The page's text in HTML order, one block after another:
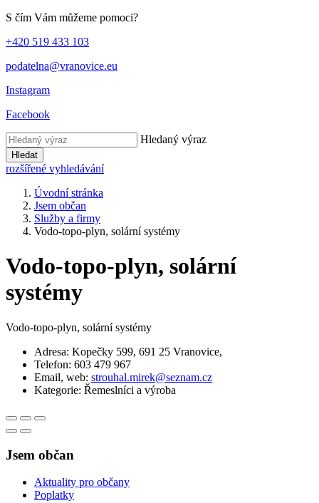
S čím Vám můžeme pomoci?
+420 519 433 103
podatelna@vranovice.eu
Instagram
Facebook
Hledaný výraz
Hledat
rozšířené vyhledávání
Úvodní stránka
Jsem občan
Služby a firmy
Vodo-topo-plyn, solární systémy
Vodo-topo-plyn, solární
systémy
Vodo-topo-plyn, solární systémy
Adresa: Kopečky 599, 691 25 Vranovice,
Telefon: 603 479 967
Email, web: strouhal.mirek@seznam.cz
Kategorie: Řemeslníci a výroba
Jsem občan
Aktuality pro občany
Poplatky